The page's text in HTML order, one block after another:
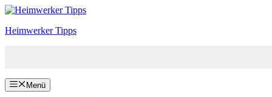
Zum
springen
Heimwerker Tipps
Menü